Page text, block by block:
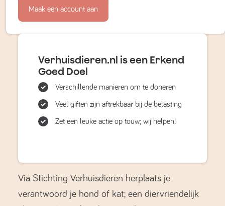
Maak een account aan
Verhuisdieren.nl is een Erkend
Goed Doel
Verschillende manieren om te doneren
Veel giften zijn aftrekbaar bij de belasting
Zet een leuke actie op touw; wij helpen!
Via Stichting Verhuisdieren herplaats je
verantwoord je hond of kat; een diervriendelijk